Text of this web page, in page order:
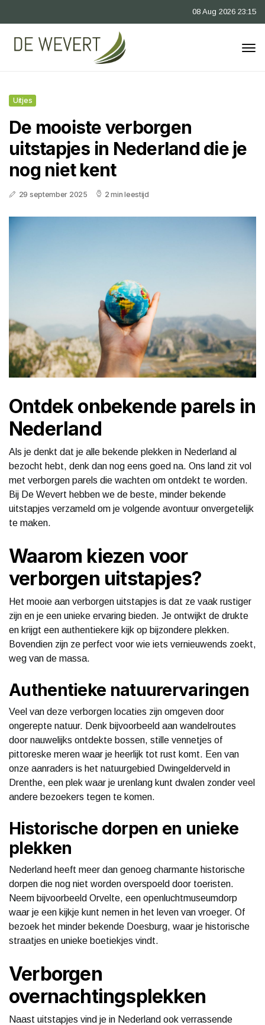
08 Aug 2026 23:15
Uitjes
De mooiste verborgen
uitstapjes in Nederland die je
nog niet kent
29 september 2025 2 min leestijd
Ontdek onbekende parels in
Nederland
Als je denkt dat je alle bekende plekken in Nederland al
bezocht hebt, denk dan nog eens goed na. Ons land zit vol
met verborgen parels die wachten om ontdekt te worden.
Bij De Wevert hebben we de beste, minder bekende
uitstapjes verzameld om je volgende avontuur onvergetelijk
te maken.
Waarom kiezen voor
verborgen uitstapjes?
Het mooie aan verborgen uitstapjes is dat ze vaak rustiger
zijn en je een unieke ervaring bieden. Je ontwijkt de drukte
en krijgt een authentiekere kijk op bijzondere plekken.
Bovendien zijn ze perfect voor wie iets vernieuwends zoekt,
weg van de massa.
Authentieke natuurervaringen
Veel van deze verborgen locaties zijn omgeven door
ongerepte natuur. Denk bijvoorbeeld aan wandelroutes
door nauwelijks ontdekte bossen, stille vennetjes of
pittoreske meren waar je heerlijk tot rust komt. Een van
onze aanraders is het natuurgebied Dwingelderveld in
Drenthe, een plek waar je urenlang kunt dwalen zonder veel
andere bezoekers tegen te komen.
Historische dorpen en unieke
plekken
Nederland heeft meer dan genoeg charmante historische
dorpen die nog niet worden overspoeld door toeristen.
Neem bijvoorbeeld Orvelte, een openluchtmuseumdorp
waar je een kijkje kunt nemen in het leven van vroeger. Of
bezoek het minder bekende Doesburg, waar je historische
straatjes en unieke boetiekjes vindt.
Verborgen
overnachtingsplekken
Naast uitstapjes vind je in Nederland ook verrassende